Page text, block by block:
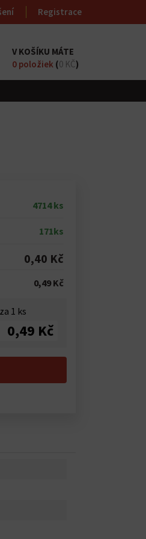
Registrace
V KOŠÍKU MÁTE
0 položiek (0 KČ)
4714 ks
171ks
0,40 Kč
0,49 Kč
1 ks
0,49 Kč